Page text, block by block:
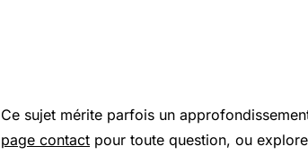
Ce sujet mérite parfois un
page contact pour toute question, ou